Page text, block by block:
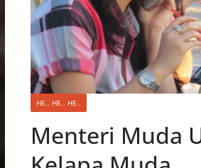
HE.. HE.. HE..
Menteri Muda